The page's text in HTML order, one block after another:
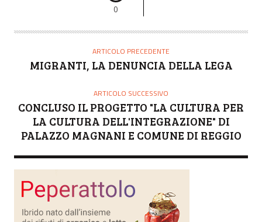
0
ARTICOLO PRECEDENTE
MIGRANTI, LA DENUNCIA DELLA LEGA
ARTICOLO SUCCESSIVO
CONCLUSO IL PROGETTO "LA CULTURA PER
LA CULTURA DELL'INTEGRAZIONE" DI
PALAZZO MAGNANI E COMUNE DI REGGIO